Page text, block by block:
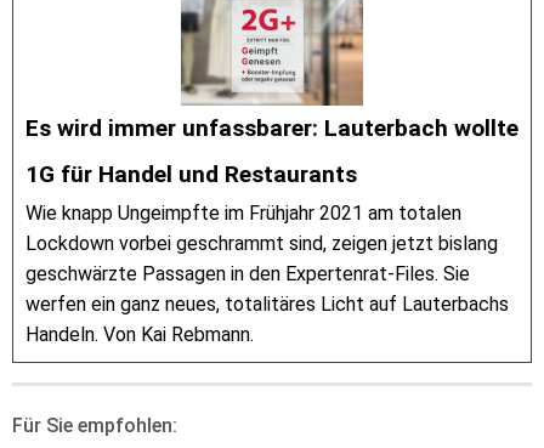
Es wird immer unfassbarer: Lauterbach wollte
1G für Handel und Restaurants
Wie knapp Ungeimpfte im Frühjahr 2021 am totalen
Lockdown vorbei geschrammt sind, zeigen jetzt bislang
geschwärzte Passagen in den Expertenrat-Files. Sie
werfen ein ganz neues, totalitäres Licht auf Lauterbachs
Handeln. Von Kai Rebmann.
Für Sie empfohlen: